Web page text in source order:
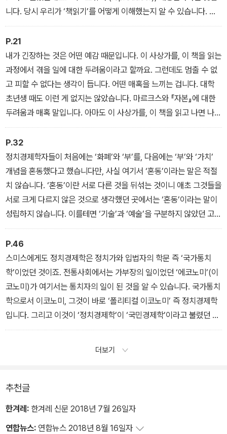
니다. 당시 우리가 ‘책읽기’를 어떻게 이해했는지 알 수 있습니다. 한
마디로 인식을 재생산하고 주체를 재생산하는 일이었던 겁니다. 나쁘
게 말하면 인식의 복제였고 주체의 복제였다고도 할 수 있겠지요. 토
론보다는 학습 성격이 강했습니다. 이해하지 못한 내용이 있으면 선
배에게 물었고 선배가 제기한 문제를 함께 토론하기도 했습니다.
P.21
내가 긴장하는 것은 어떤 예감 때문입니다. 이 사상가를, 이 책을 읽는
과정에서 겪을 일에 대한 두려움이라고 할까요. 그런데도 멈출 수 없
고 피할 수 없다는 생각이 듭니다. 어떤 매혹을 느끼는 겁니다. 대학
초년생 때도 이런 게 없지는 않았습니다. 마르크스와 『자본』에 대한
두려움과 매혹 말입니다. 아마도 이 사상가를, 이 책을 읽고 나면 나는
‘물들지도’ 모르겠구나 하는 생각. 변혁 운동에 나서는 것까지는 모르
겠지만, 적어도 나는 내가 살아갈 세상에서 편안함을 느끼지는 못할
거라는 생각이 들었습니다. 세상이 변해서가 아니라 내가 변할 것이
기 때문이죠.
P.32
정치경제학자들이 처음에는 ‘화폐’와 ‘부’를, 다음에는 ‘부’와 ‘가치’
개념을 혼동했다고 했습니다만, 사실 여기서 ‘혼동’이라는 말은 적절
치 않습니다. ‘혼동’이란 서로 다른 것을 뒤섞는 것이니 애초 그것들을
서로 크게 다르지 않은 것으로 생각했던 곳에서는 ‘혼동’이라는 말이
성립하지 않습니다. 이를테면 ‘기술’과 ‘예술’을 구분하지 않았던 고대
그리스 사회에 대해 ‘기술’과 ‘예술’을 혼동했다고 하면 아주 이상한
말이 되고 맙니다. 마찬가지로 ‘화폐’와 ‘부’라는 말을 뒤섞어 사용한
사회가 있었다면 두 말을 그렇게 엄격히 나누어야 할 이유가 그 사회
에서는 없었던 것이겠지요.
P.46
스미스에게도 정치경제학은 정치가와 입법자의 학문 즉 ‘국가통치
학’이었던 것이죠. 전통사회에서는 가부장의 일이었던 ‘에코노미’(이
코노미)가 여기서는 통치자의 일이 된 것을 알 수 있습니다. 국가통치
학으로서 이코노미, 그것이 바로 ‘폴리티컬 이코노미’ 즉 정치경제학
입니다. 그리고 이것이 ‘정치경제학’이 ‘국민경제학’이라고 불렸던 이
유이기도 합니다.
더보기
추천글
한겨레: 한겨레 신문 2018년 7월 26일자
연합뉴스: 연합뉴스 2018년 8월 16일자